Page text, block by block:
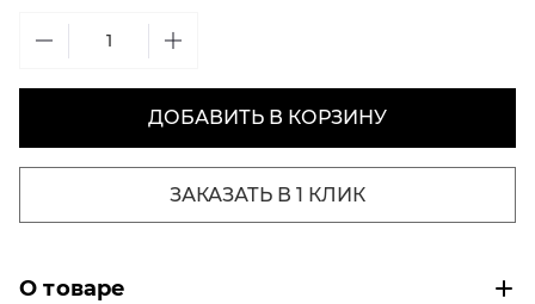
ДОБАВИТЬ В КОРЗИНУ
ЗАКАЗАТЬ В 1 КЛИК
О товаре